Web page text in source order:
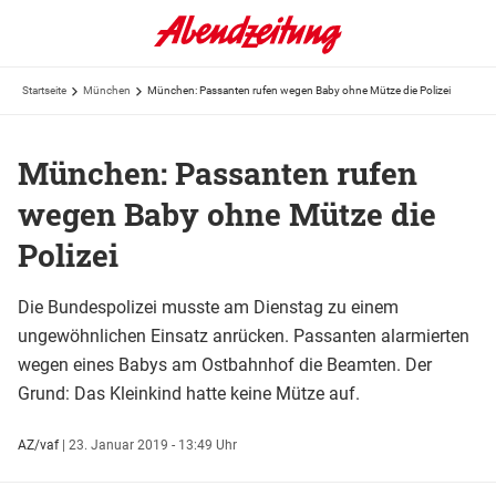
Startseite München München: Passanten rufen wegen Baby ohne Mütze die Polizei
München: Passanten rufen
wegen Baby ohne Mütze die
Polizei
Die Bundespolizei musste am Dienstag zu einem
ungewöhnlichen Einsatz anrücken. Passanten alarmierten
wegen eines Babys am Ostbahnhof die Beamten. Der
Grund: Das Kleinkind hatte keine Mütze auf.
AZ/vaf| 23. Januar 2019 - 13:49 Uhr